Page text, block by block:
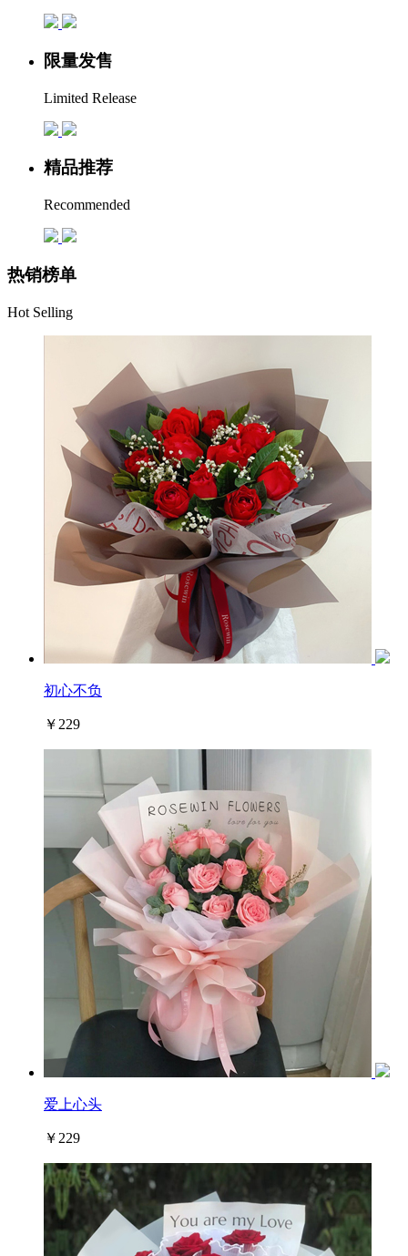
限量发售
Limited Release
精品推荐
Recommended
热销榜单
Hot Selling
初心不负
￥229
爱上心头
￥229